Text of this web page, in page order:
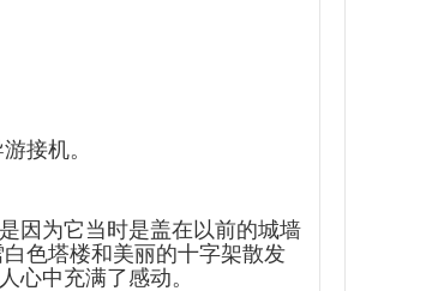
接机。
因为它当时是盖在以前的城墙
色塔楼和美丽的十字架散发
心中充满了感动。